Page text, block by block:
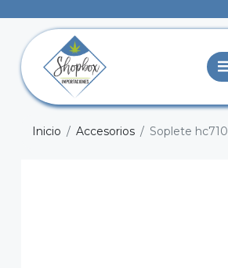
Inicio Accesorios Soplete